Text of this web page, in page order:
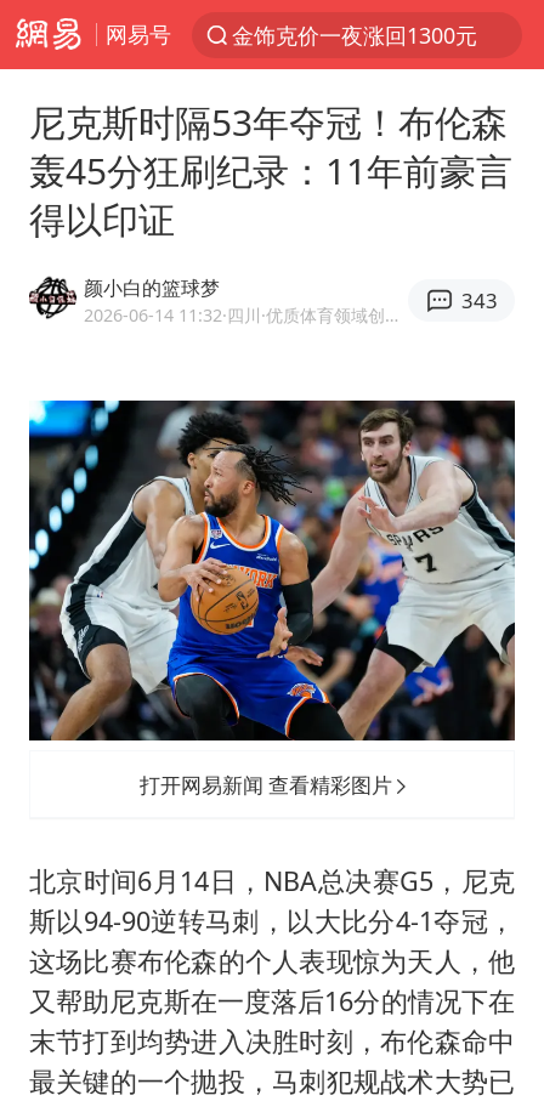
网易号
解锁各地夏日限定体验
西湖突现狂风暴雨 游客瞬间被浇透
富婆带资进组给自己硬加60多场吻戏
视频丨中国东方电气集团原党组副书记、董事宋致远被查
白海豚将正面袭击贯穿浙江
酒店回应车内过夜被收150元
“不怕六爷挂得多 就怕六爷挂一颗”
牛津大学一纸声明甩不了锅
网传《披荆斩棘2026》名单
新疆景区自驾服务费改为按车收费
女主硬加吻戏短剧已下架
浙江台州《告全体市民书》
尼克斯时隔53年夺冠！布伦森
轰45分狂刷纪录：11年前豪言
得以印证
颜小白的篮球梦
2026-06-14 11:32·四川 ·优质体育领域创作者
343
打开网易新闻 查看精彩图片
北京时间6月14日，NBA总决赛G5，尼克
斯以94-90逆转马刺，以大比分4-1夺冠，
这场比赛布伦森的个人表现惊为天人，他
又帮助尼克斯在一度落后16分的情况下在
末节打到均势进入决胜时刻，布伦森命中
最关键的一个抛投，马刺犯规战术大势已